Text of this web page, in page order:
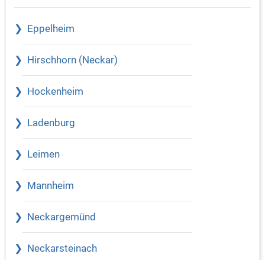
Eppelheim
Hirschhorn (Neckar)
Hockenheim
Ladenburg
Leimen
Mannheim
Neckargemünd
Neckarsteinach